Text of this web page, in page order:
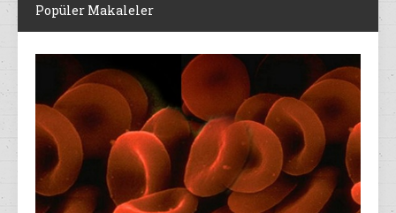
Popüler Makaleler